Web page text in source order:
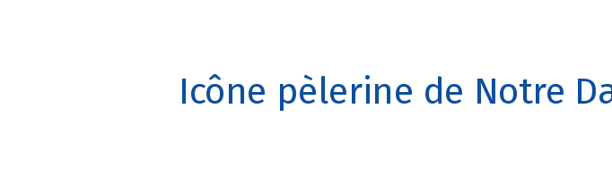
Icône pèlerine de Notre